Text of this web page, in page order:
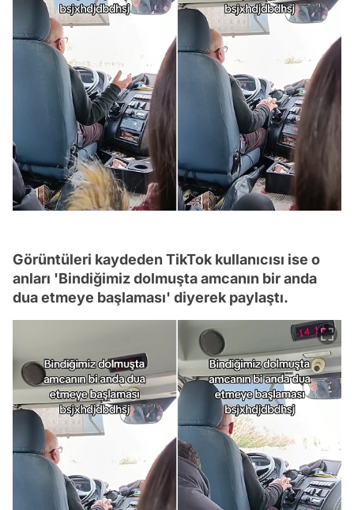
Görüntüleri kaydeden TikTok kullanıcısı ise o
anları 'Bindiğimiz dolmuşta amcanın bir anda
dua etmeye başlaması' diyerek paylaştı.